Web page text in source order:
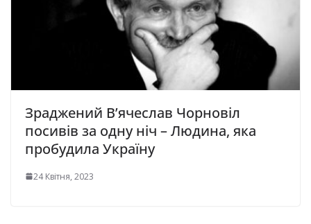
Зраджений В’ячеслав Чорновіл
посивів за одну ніч – Людина, яка
пробудила Україну
24 Квітня, 2023